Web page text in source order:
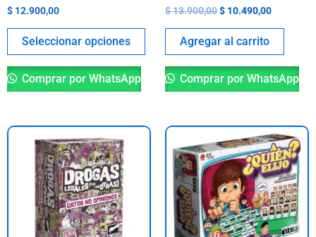
$ 12.900,00
Seleccionar opciones
producto
Comprar por WhatsApp
$13.900,00$ 10.490,00
Agregar al carrito
Comprar por WhatsApp